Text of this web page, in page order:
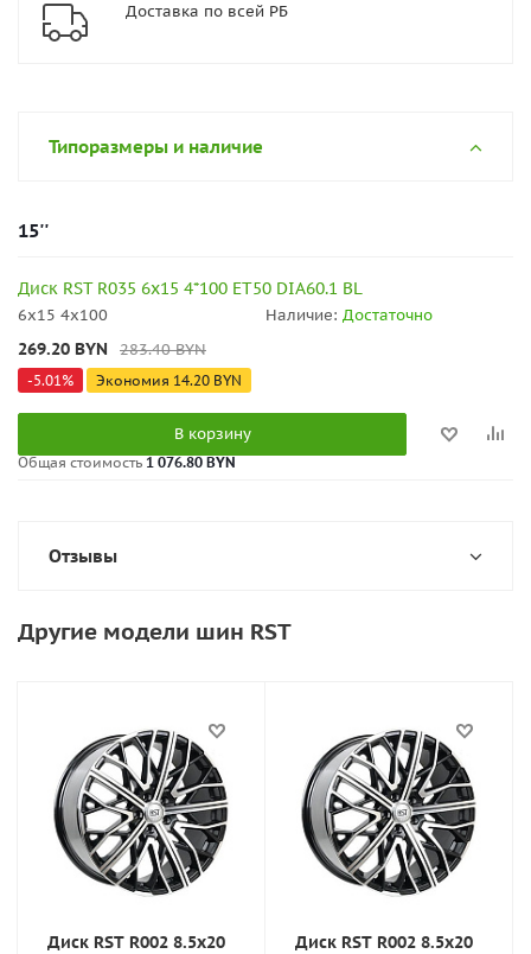
Доставка по всей РБ
Типоразмеры и наличие
15''
Диск RST R035 6x15 4*100 ET50 DIA60.1 BL
6x15 4x100 Наличие: Достаточно
269.20 BYN 283.40BYN
-5.01% Экономия 14.20 BYN
В корзину
Общая стоимость 1 076.80 BYN
Отзывы
Другие модели шин RST
Диск RST R002 8.5x20
Диск RST R002 8.5x20